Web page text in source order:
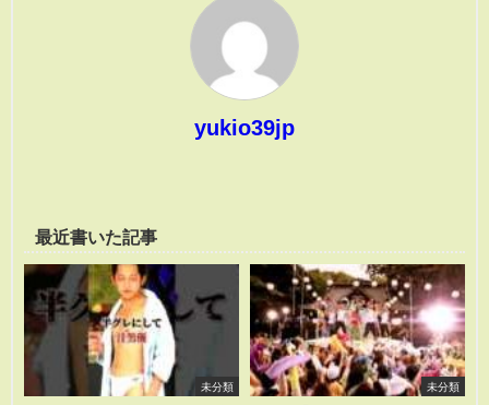
yukio39jp
最近書いた記事
未分類 未分類